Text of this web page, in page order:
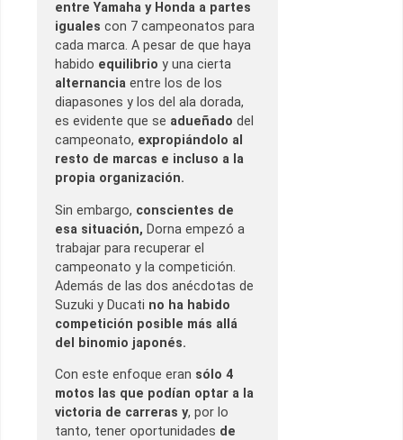
entre Yamaha y Honda a partes
iguales con 7 campeonatos para
cada marca. A pesar de que haya
habido equilibrio y una cierta
alternancia entre los de los
diapasones y los del ala dorada,
es evidente que se adueñado del
campeonato, expropiándolo al
resto de marcas e incluso a la
propia organización.
Sin embargo, conscientes de
esa situación, Dorna empezó a
trabajar para recuperar el
campeonato y la competición.
Además de las dos anécdotas de
Suzuki y Ducati no ha habido
competición posible más allá
del binomio japonés.
Con este enfoque eran sólo 4
motos las que podían optar a la
victoria de carreras y, por lo
tanto, tener oportunidades de